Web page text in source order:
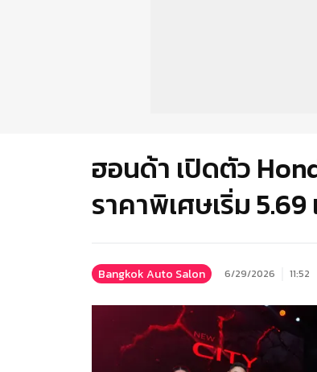
ฮอนด้า เปิดตัว
ราคาพิเศษเริ่ม
Bangkok Auto Salon 6/29/2026 11:52